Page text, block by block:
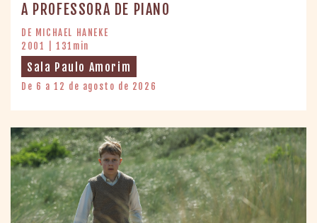
A PROFESSORA DE PIANO
DE MICHAEL HANEKE
2001 | 131min
Sala Paulo Amorim
De 6 a 12 de agosto de 2026